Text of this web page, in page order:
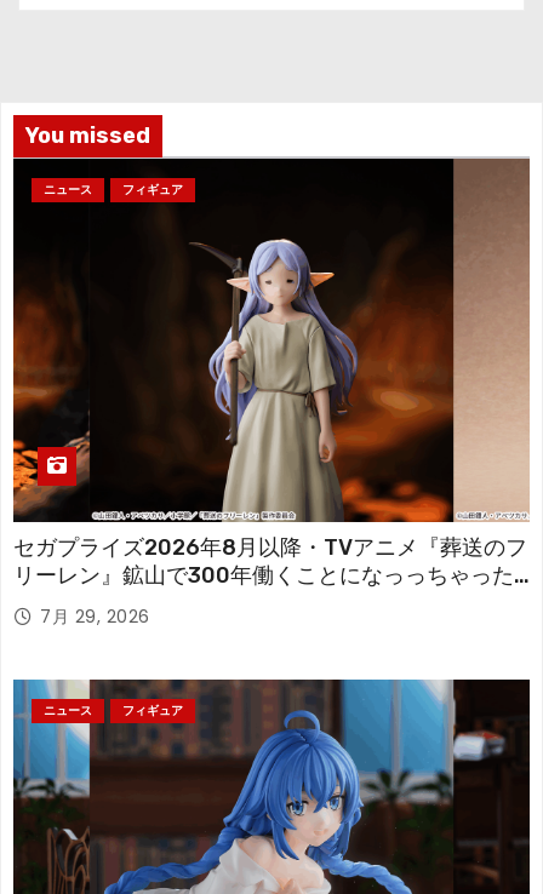
You missed
ニュース フィギュア
セガプライズ2026年8月以降・TVアニメ『葬送のフ
リーレン』鉱山で300年働くことになっっちゃった
「フリーレン」を立体化！
7月 29, 2026
ニュース フィギュア